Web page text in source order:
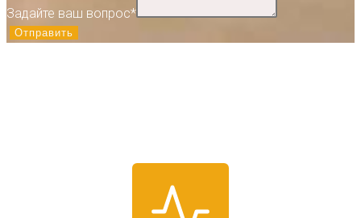
Задайте ваш вопрос*
Отправить